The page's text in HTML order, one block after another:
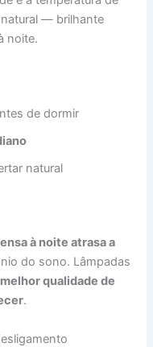
— brilhante
noite.
de dormir
natural
à noite atrasa a
do sono. Lâmpadas
melhor qualidade de
.